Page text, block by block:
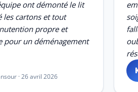
ont démonté le lit
cartons et tout
propre et
pour un déménagement
· 26 avril 2026